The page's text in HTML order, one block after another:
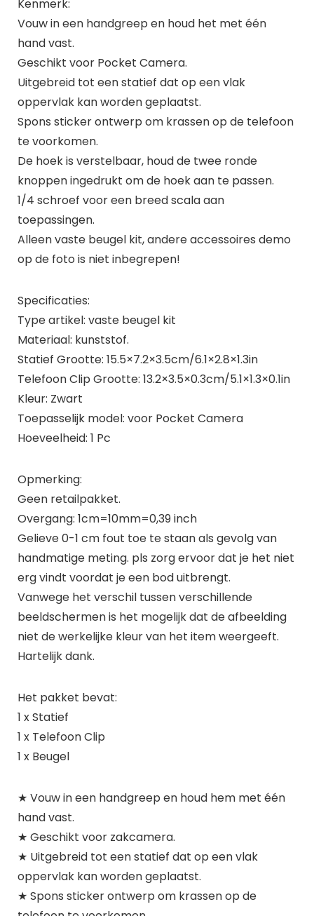
Kenmerk:
Vouw in een handgreep en houd het met één
hand vast.
Geschikt voor Pocket Camera.
Uitgebreid tot een statief dat op een vlak
oppervlak kan worden geplaatst.
Spons sticker ontwerp om krassen op de telefoon
te voorkomen.
De hoek is verstelbaar, houd de twee ronde
knoppen ingedrukt om de hoek aan te passen.
1/4 schroef voor een breed scala aan
toepassingen.
Alleen vaste beugel kit, andere accessoires demo
op de foto is niet inbegrepen!
Specificaties:
Type artikel: vaste beugel kit
Materiaal: kunststof.
Statief Grootte: 15.5×7.2×3.5cm/6.1×2.8×1.3in
Telefoon Clip Grootte: 13.2×3.5×0.3cm/5.1×1.3×0.1in
Kleur: Zwart
Toepasselijk model: voor Pocket Camera
Hoeveelheid: 1 Pc
Opmerking:
Geen retailpakket.
Overgang: 1cm=10mm=0,39 inch
Gelieve 0-1 cm fout toe te staan als gevolg van
handmatige meting. pls zorg ervoor dat je het niet
erg vindt voordat je een bod uitbrengt.
Vanwege het verschil tussen verschillende
beeldschermen is het mogelijk dat de afbeelding
niet de werkelijke kleur van het item weergeeft.
Hartelijk dank.
Het pakket bevat:
1 x Statief
1 x Telefoon Clip
1 x Beugel
★ Vouw in een handgreep en houd hem met één
hand vast.
★ Geschikt voor zakcamera.
★ Uitgebreid tot een statief dat op een vlak
oppervlak kan worden geplaatst.
★ Spons sticker ontwerp om krassen op de